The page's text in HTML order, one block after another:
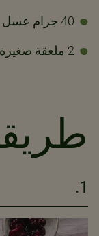
40 جرام عسل
2 ملعقة صغيرة زيت زيتون أو زيت الكانولا
1.